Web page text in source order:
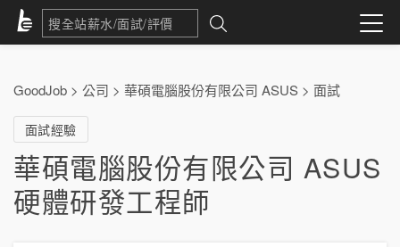
GoodJob > 公司 > 華碩電腦股份有限公司 ASUS > 面試
面試經驗
華碩電腦股份有限公司 ASUS
硬體研發工程師